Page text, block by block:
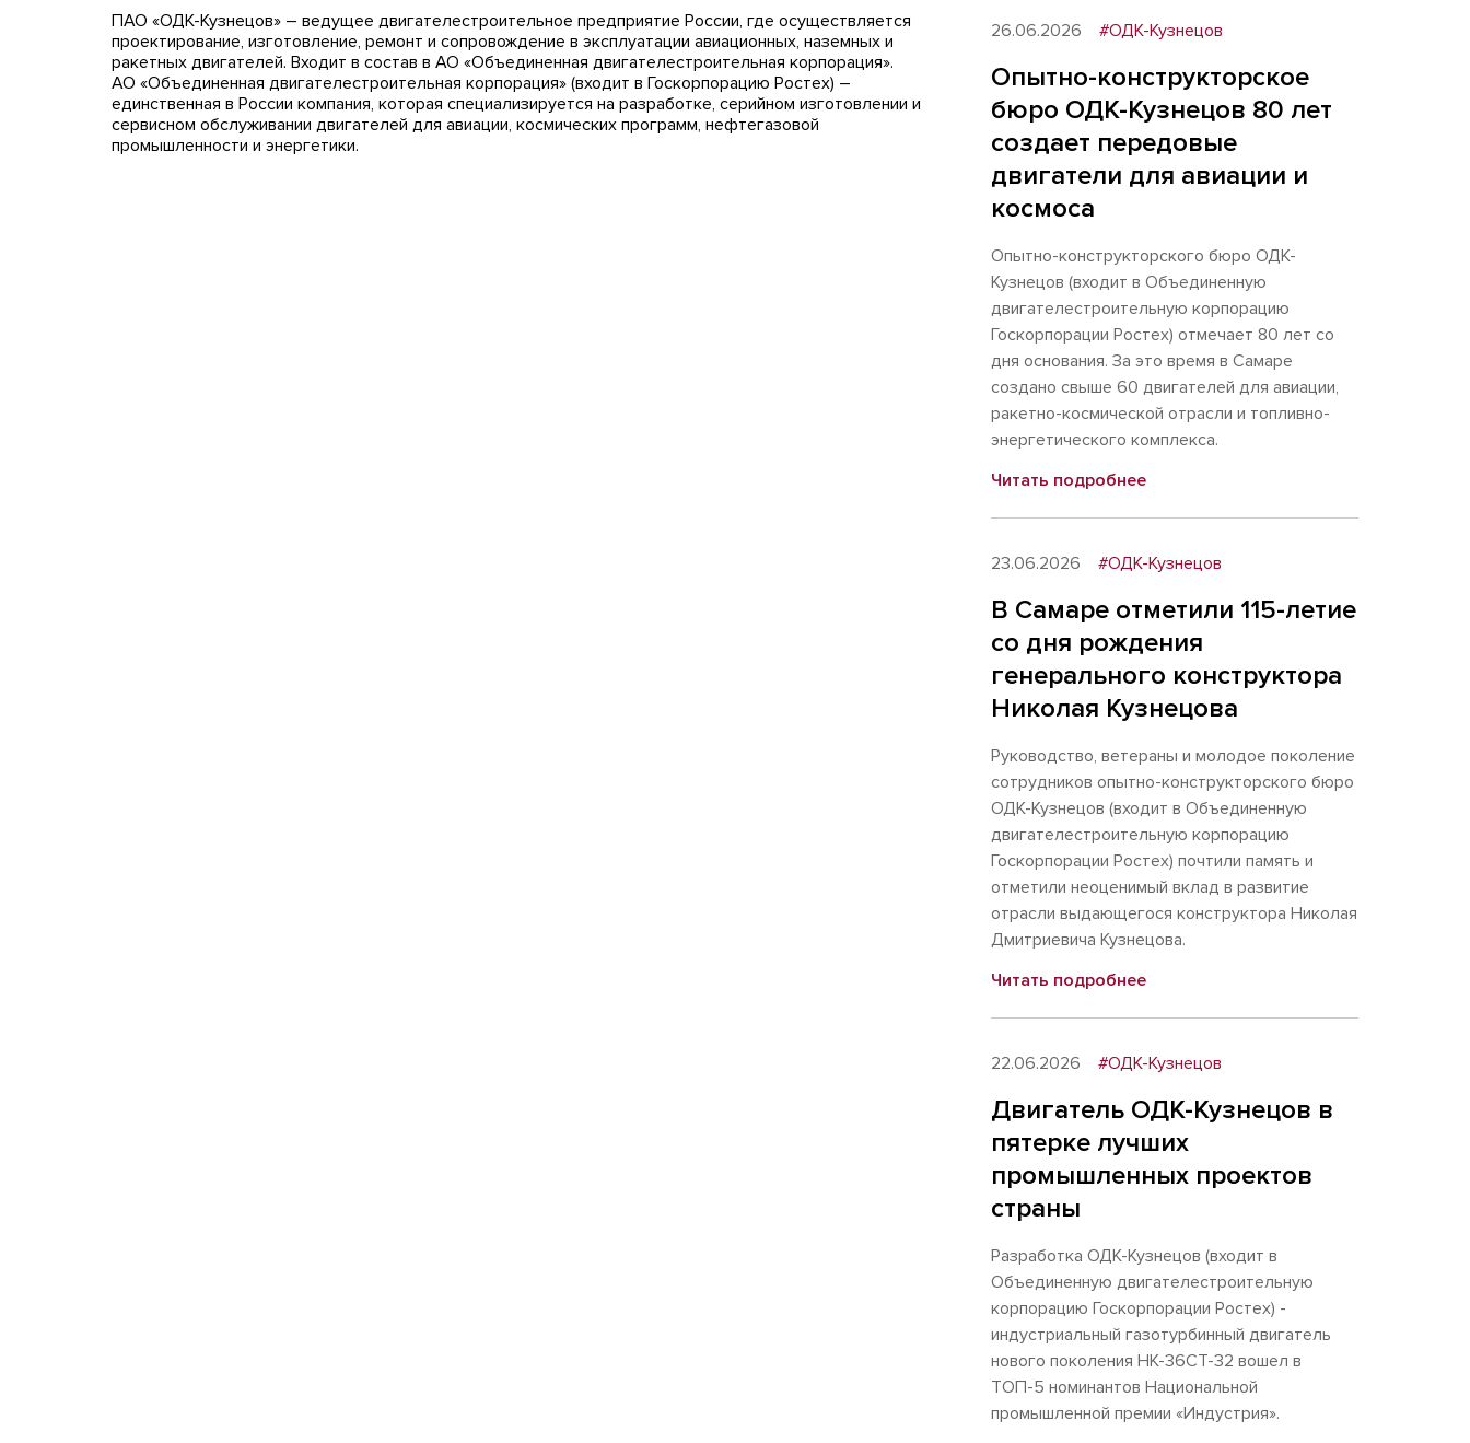
ПАО «ОДК-Кузнецов» – ведущее двигателестроительное предприятие России, где осуществляется
проектирование, изготовление, ремонт и сопровождение в эксплуатации авиационных, наземных и
ракетных двигателей. Входит в состав в АО «Объединенная двигателестроительная корпорация».
АО «Объединенная двигателестроительная корпорация» (входит в Госкорпорацию Ростех) –
единственная в России компания, которая специализируется на разработке, серийном изготовлении и
сервисном обслуживании двигателей для авиации, космических программ, нефтегазовой
промышленности и энергетики.
26.06.2026 #ОДК-Кузнецов
Опытно-конструкторское
бюро ОДК-Кузнецов 80 лет
создает передовые
двигатели для авиации и
космоса
Опытно-конструкторского бюро ОДК-
Кузнецов (входит в Объединенную
двигателестроительную корпорацию
Госкорпорации Ростех) отмечает 80 лет со
дня основания. За это время в Самаре
создано свыше 60 двигателей для авиации,
ракетно-космической отрасли и топливно-
энергетического комплекса.
Читать подробнее
23.06.2026 #ОДК-Кузнецов
В Самаре отметили 115-летие
со дня рождения
генерального конструктора
Николая Кузнецова
Руководство, ветераны и молодое поколение
сотрудников опытно-конструкторского бюро
ОДК-Кузнецов (входит в Объединенную
двигателестроительную корпорацию
Госкорпорации Ростех) почтили память и
отметили неоценимый вклад в развитие
отрасли выдающегося конструктора Николая
Дмитриевича Кузнецова.
Читать подробнее
22.06.2026 #ОДК-Кузнецов
Двигатель ОДК-Кузнецов в
пятерке лучших
промышленных проектов
страны
Разработка ОДК-Кузнецов (входит в
Объединенную двигателестроительную
корпорацию Госкорпорации Ростех) -
индустриальный газотурбинный двигатель
нового поколения НК-36СТ-32 вошел в
ТОП-5 номинантов Национальной
промышленной премии «Индустрия».